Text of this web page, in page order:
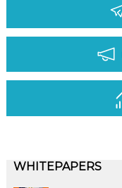
WHITEPAPERS